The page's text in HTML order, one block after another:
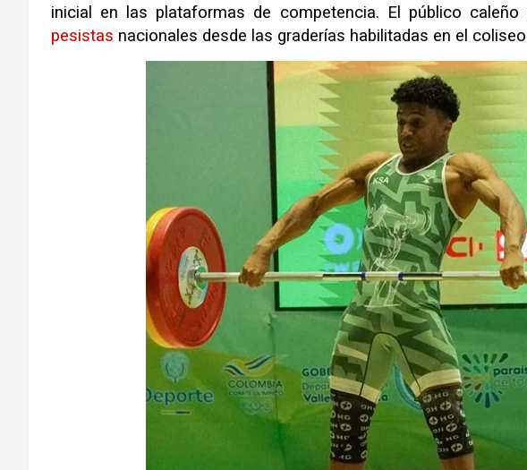
inicial en las plataformas de competencia. El público
pesistas nacionales desde las graderías habilitadas en el